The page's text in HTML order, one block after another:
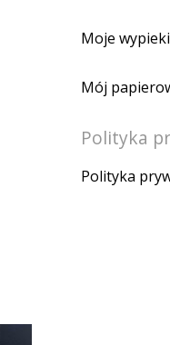
Moje wypieki
Mój
Polityka
Polityka